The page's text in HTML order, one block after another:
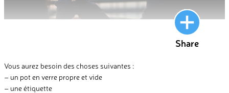
Share
Vous aurez besoin des choses suivantes :
– un pot en verre propre et vide
– une étiquette